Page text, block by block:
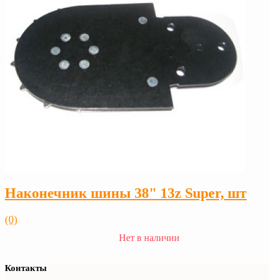
Наконечник шины 38" 13z Super, шт
(0)
Нет в наличии
Контакты